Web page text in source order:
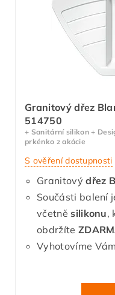
Granitový dřez
514750
+ Sanitární silikon +
prkénko z akácie
S ověření dostupnosti
Granitový dřez
Součásti balení
včetněsilikonu,
obdržíte
Vyhotovíme